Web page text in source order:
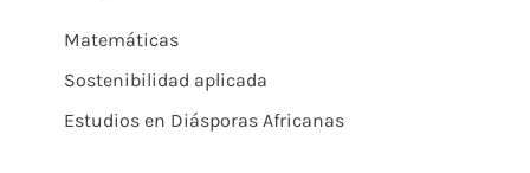
Matemáticas
Sostenibilidad aplicada
Estudios en Diásporas Africanas